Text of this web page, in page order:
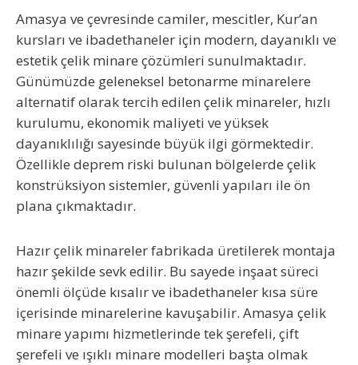
Amasya ve çevresinde camiler, mescitler, Kur’an
kursları ve ibadethaneler için modern, dayanıklı ve
estetik çelik minare çözümleri sunulmaktadır.
Günümüzde geleneksel betonarme minarelere
alternatif olarak tercih edilen çelik minareler, hızlı
kurulumu, ekonomik maliyeti ve yüksek
dayanıklılığı sayesinde büyük ilgi görmektedir.
Özellikle deprem riski bulunan bölgelerde çelik
konstrüksiyon sistemler, güvenli yapıları ile ön
plana çıkmaktadır.
Hazır çelik minareler fabrikada üretilerek montaja
hazır şekilde sevk edilir. Bu sayede inşaat süreci
önemli ölçüde kısalır ve ibadethaneler kısa süre
içerisinde minarelerine kavuşabilir. Amasya çelik
minare yapımı hizmetlerinde tek şerefeli, çift
şerefeli ve ışıklı minare modelleri başta olmak